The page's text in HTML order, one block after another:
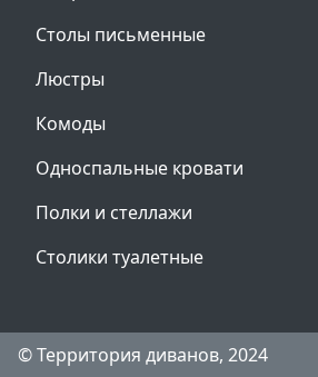
Столы письменные
Люстры
Комоды
Односпальные кровати
Полки и стеллажи
Столики туалетные
© Территория диванов, 2024